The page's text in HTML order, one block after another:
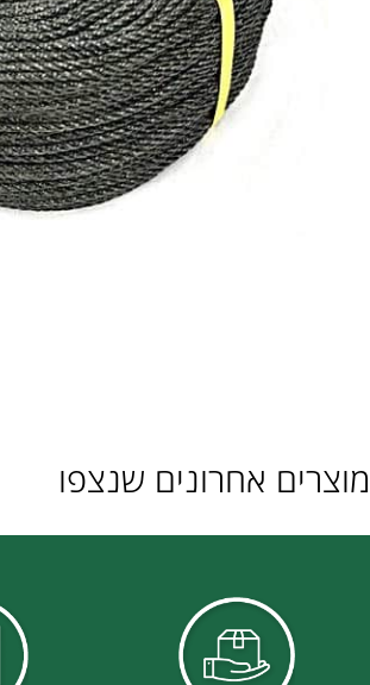
אחרונים שנצפו